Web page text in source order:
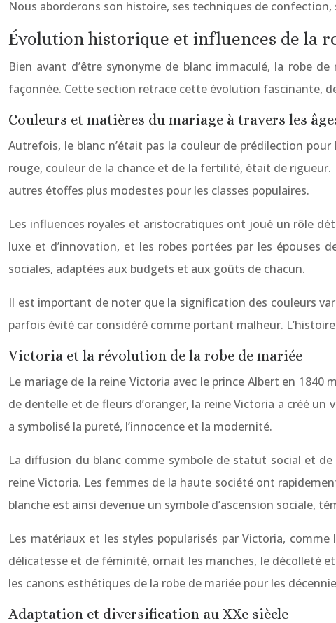
Nous aborderons son histoire, ses techniques de
Évolution historique et influences de la
Bien avant d’être synonyme de blanc immaculé, la robe
façonnée. Cette section retrace cette évolution fascinante,
Couleurs et matières du mariage à travers les
Autrefois, le blanc n’était pas la couleur de prédilection
rouge, couleur de la chance et de la fertilité, était de
autres étoffes plus modestes pour les classes populaires.
Les influences royales et aristocratiques ont joué un rôle
luxe et d’innovation, et les robes portées par les épouses
sociales, adaptées aux budgets et aux goûts de chacun.
Il est important de noter que la signification des couleurs
parfois évité car considéré comme portant malheur.
Victoria et la révolution de la robe de mariée
Le mariage de la reine Victoria avec le prince Albert en
de dentelle et de fleurs d’oranger, la reine Victoria a créé
a symbolisé la pureté, l’innocence et la modernité.
La diffusion du blanc comme symbole de statut social et
reine Victoria. Les femmes de la haute société ont
blanche est ainsi devenue un symbole d’ascension sociale,
Les matériaux et les styles popularisés par Victoria,
délicatesse et de féminité, ornait les manches, le décolleté
les canons esthétiques de la robe de mariée pour les
Adaptation et diversification au XXe siècle